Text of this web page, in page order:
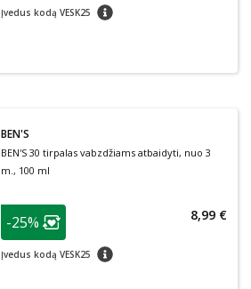
Įvedus kodą VESK25 patarimas
BEN'S
BEN'S 30 tirpalas vabzdžiams atbaidyti, nuo 3
m., 100 ml
patarimas
Lojalumo klubo narių nuolaida
-25%
Įvedus kodą VESK25 patarimas
8,99 €